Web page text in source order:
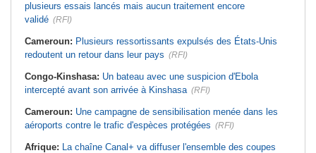
plusieurs essais lancés mais aucun traitement encore
validé (RFI)
Cameroun: Plusieurs ressortissants expulsés des États-Unis
redoutent un retour dans leur pays (RFI)
Congo-Kinshasa: Un bateau avec une suspicion d'Ebola
intercepté avant son arrivée à Kinshasa (RFI)
Cameroun: Une campagne de sensibilisation menée dans les
aéroports contre le trafic d'espèces protégées (RFI)
Afrique: La chaîne Canal+ va diffuser l'ensemble des coupes